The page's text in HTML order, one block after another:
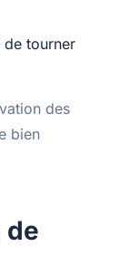
de tourner
des
bien
de